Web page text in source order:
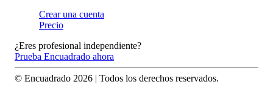
Crear una cuenta
Precio
¿Eres profesional independiente?
Prueba Encuadrado ahora
© Encuadrado 2026 | Todos los derechos reservados.